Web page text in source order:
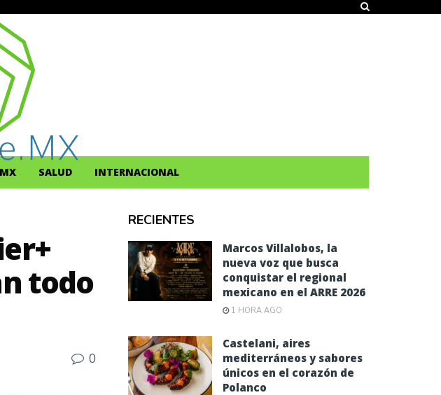
SALUD INTERNACIONAL
todo
0
RECIENTES
Marcos Villalobos, la
nueva voz que busca
conquistar el regional
mexicano en el ARRE 2026
1 HORA AGO
Castelani, aires
mediterráneos y sabores
únicos en el corazón de
Polanco